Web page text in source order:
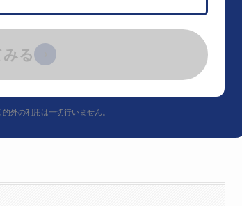
る
外の利用は一切行いません。